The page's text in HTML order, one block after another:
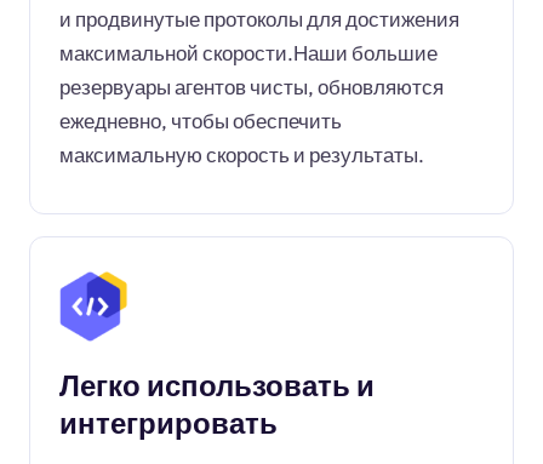
и продвинутые протоколы для достижения
максимальной скорости.Наши большие
резервуары агентов чисты, обновляются
ежедневно, чтобы обеспечить
максимальную скорость и результаты.
Легко использовать и
интегрировать